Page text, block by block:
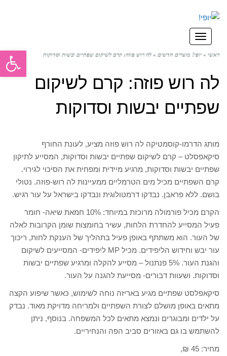
תפריט
ראשי » יופי! מוצרים חדשים » לה רוש פוזה: קרם לשיקום שפתיים יבשות וסדוקות
לה רוש פוזה: קרם לשיקום
שפתיים יבשות וסדוקות
מותג הדרמו-קוסמטיקה לה רוש פוזה מציע, לעונת החורף
סיקאפסלט – קרם לשיקום שפתיים יבשות וסדוקות, המסייע לתיקון
שפתיים יבשות וסדוקות, מרגיע מיידית ומפחית את הסיכוי לגירוי.
קרם השפתיים מכיל מים הטרמליים ממעיינות לה רוש-פוזה. נטולי
בושם. ללא פראבן. נבדקו דרמטולוגית ונבדקו בישראל על עור רגיש.
הקרם מכיל פורמולה מרוכזת במיוחד: 10% חמאת שיאה- חומר
פעיל המסייע להחדרת הלחות, עשיר בחומצות שומן הקרובות לאלה
של העור. הוא משתתף באופן פעיל בתהליך של הענקת לחות, ריכוך
עור יבש וחידוש הליפידים. מכיל MP ליפידים- המסייעים לשיקום
והגנת העור. 5% פנתנול – מסייע להקלה ומרגיע שפתיים יבשות
וסדוקות. ושעוות דבורים- מסייעת להגנה על העור.
סיקאפלסט שפתיים מגיע באריזה נוחה לשימוש, כאשר שיפוע הקצה
מתאים באופן מושלם לצורת השפתיים ולמריחה מדויקת מאוד. נבדק
על ילדים ומבוגרים ונמצא מתאים לכל המשפחה. בנוסף, ניתן
להשתמש בו גם באזורים סביב הפה והנחיריים.
מחיר: 45 ₪,
פתח